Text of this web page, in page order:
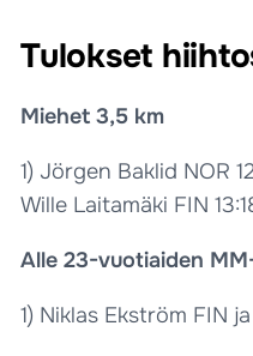
Tulokset
Miehet 3,5 km
1) Jörgen Baklid NOR
Wille Laitamäki FIN
Alle 23-vuotiaiden
1) Niklas Ekström FIN